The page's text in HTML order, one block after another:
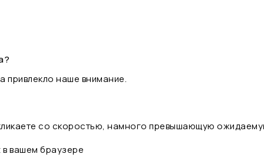
привлекло наше внимание.
со скоростью, намного превышающую
вашем браузере